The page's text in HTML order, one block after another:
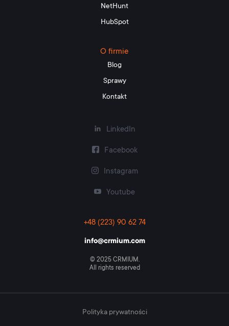
NetHunt
HubSpot
O firmie
Blog
Sprawy
Kontakt
LinkedIn
Facebook
Instagram
Youtube
+48 (223) 90 62 74
info@crmium.com
© 2025 CRMIUM.
All rights reserved
Polityka prywatności